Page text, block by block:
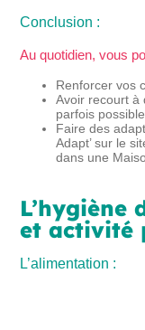
Conclusion :
Au quotidien, vous
Renforcer vos
Avoir recourt à
parfois
Faire des
Adapt’ sur le
dans une
L’hygiène
et activité
L’alimentation :